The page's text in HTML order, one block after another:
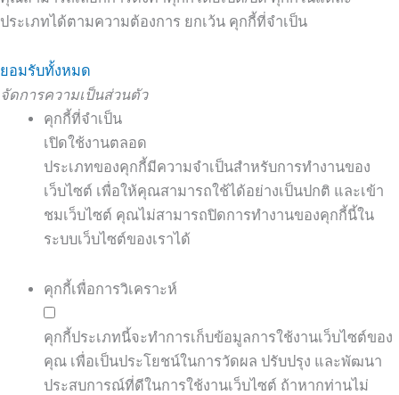
ประเภทได้ตามความต้องการ ยกเว้น คุกกี้ที่จำเป็น
ยอมรับทั้งหมด
จัดการความเป็นส่วนตัว
คุกกี้ที่จำเป็น
เปิดใช้งานตลอด
ประเภทของคุกกี้มีความจำเป็นสำหรับการทำงานของ
เว็บไซต์ เพื่อให้คุณสามารถใช้ได้อย่างเป็นปกติ และเข้า
ชมเว็บไซต์ คุณไม่สามารถปิดการทำงานของคุกกี้นี้ใน
ระบบเว็บไซต์ของเราได้
คุกกี้เพื่อการวิเคราะห์
คุกกี้ประเภทนี้จะทำการเก็บข้อมูลการใช้งานเว็บไซต์ของ
คุณ เพื่อเป็นประโยชน์ในการวัดผล ปรับปรุง และพัฒนา
ประสบการณ์ที่ดีในการใช้งานเว็บไซต์ ถ้าหากท่านไม่